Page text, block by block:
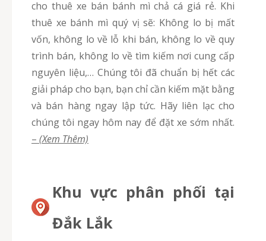
cho thuê xe bán bánh mì chả cá giá rẻ. Khi
thuê xe bánh mì quý vị sẽ: Không lo bị mất
vốn, không lo về lỗ khi bán, không lo về quy
trình bán, không lo về tìm kiếm nơi cung cấp
nguyên liệu,… Chúng tôi đã chuẩn bị hết các
giải pháp cho bạn, bạn chỉ cần kiếm mặt bằng
và bán hàng ngay lập tức. Hãy liên lạc cho
chúng tôi ngay hôm nay để đặt xe sớm nhất.
– (Xem Thêm)
Khu vực phân phối tại
Đắk Lắk